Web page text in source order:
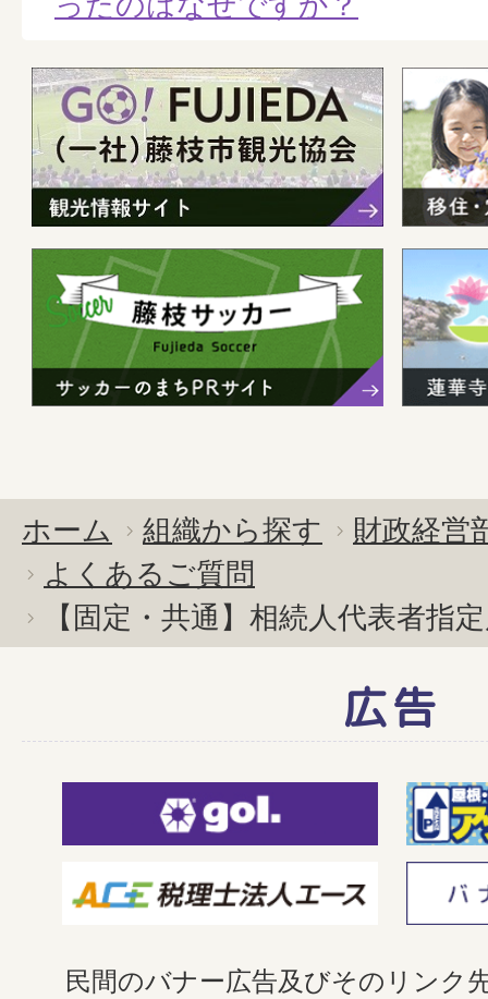
ホーム 組織から探す
財政経営
よくあるご質問
【固定・共通】相続人代表者指
広告
民間のバナー広告及びそのリンク